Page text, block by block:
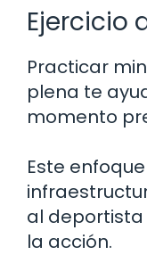
Ejercicio
Practicar
plena te
momento
Este
al
la acción.